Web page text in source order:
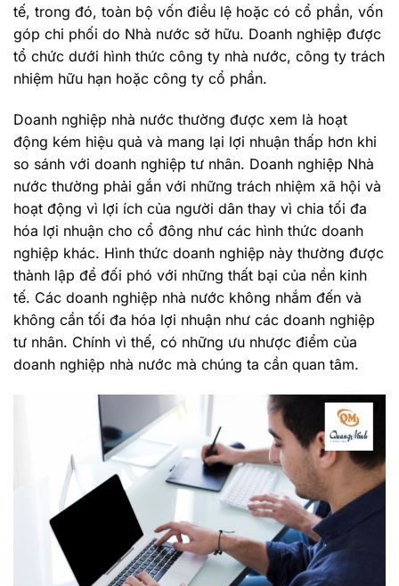
tế, trong đó, toàn bộ vốn điều lệ hoặc có cổ phần, vốn
góp chi phối do Nhà nước sở hữu. Doanh nghiệp được
tổ chức dưới hình thức công ty nhà nước, công ty trách
nhiệm hữu hạn hoặc công ty cổ phần.
Doanh nghiệp nhà nước thường được xem là hoạt
động kém hiệu quả và mang lại lợi nhuận thấp hơn khi
so sánh với doanh nghiệp tư nhân. Doanh nghiệp Nhà
nước thường phải gắn với những trách nhiệm xã hội và
hoạt động vì lợi ích của người dân thay vì chia tối đa
hóa lợi nhuận cho cổ đông như các hình thức doanh
nghiệp khác. Hình thức doanh nghiệp này thường được
thành lập để đối phó với những thất bại của nền kinh
tế. Các doanh nghiệp nhà nước không nhắm đến và
không cần tối đa hóa lợi nhuận như các doanh nghiệp
tư nhân. Chính vì thế, có những ưu nhược điểm của
doanh nghiệp nhà nước mà chúng ta cần quan tâm.